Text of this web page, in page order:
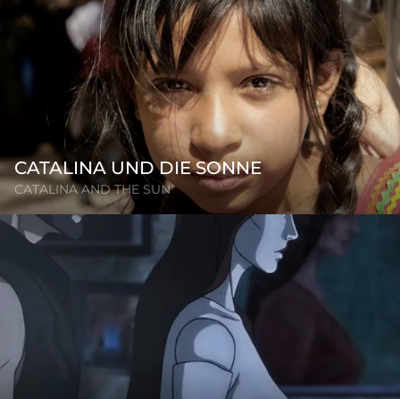
CATALINA UND DIE SONNE
CATALINA AND THE SUN